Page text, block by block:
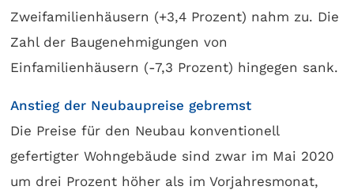
Zweifamilienhäusern (+3,4 Prozent) nahm zu. Die
Zahl der Baugenehmigungen von
Einfamilienhäusern (-7,3 Prozent) hingegen sank.
Anstieg der Neubaupreise gebremst
Die Preise für den Neubau konventionell
gefertigter Wohngebäude sind zwar im Mai 2020
um drei Prozent höher als im Vorjahresmonat,